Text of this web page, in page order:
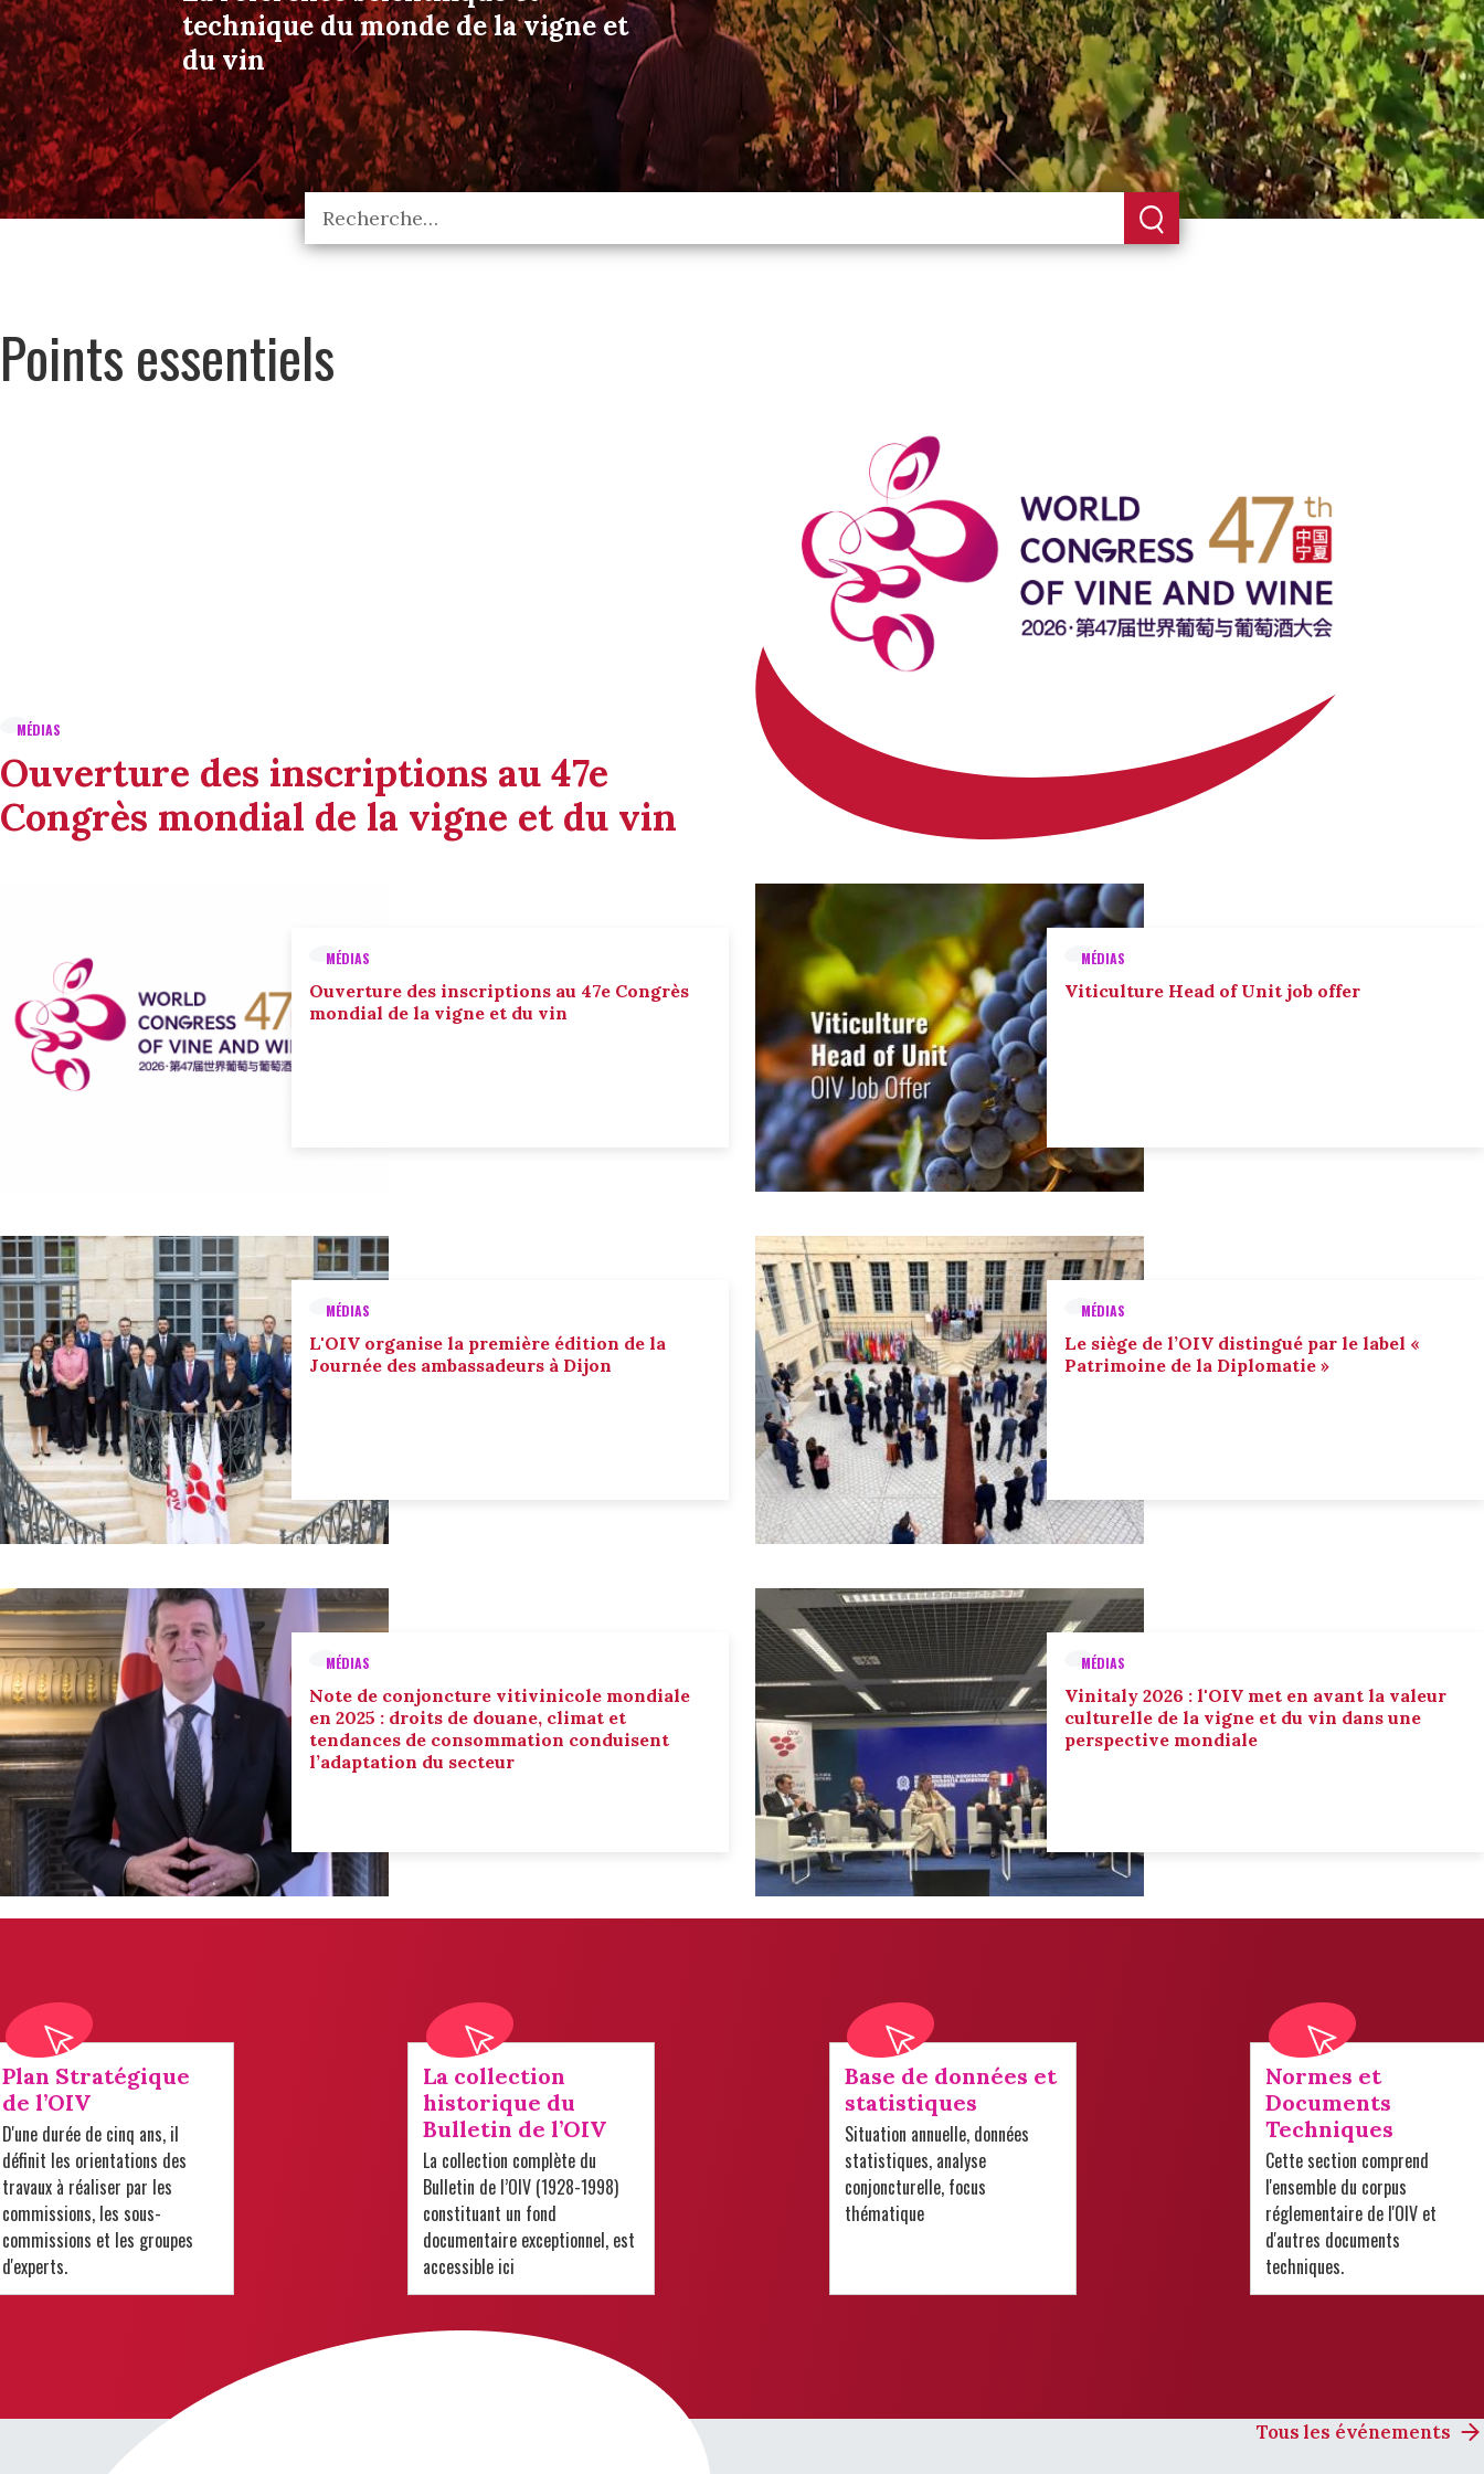
technique du monde de la vigne et
du vin
Points essentiels
MÉDIAS
Ouverture des inscriptions au 47e
Congrès mondial de la vigne et du vin
MÉDIAS
Ouverture des inscriptions au 47e Congrès
mondial de la vigne et du vin
MÉDIAS
Viticulture Head of Unit job offer
MÉDIAS
L'OIV organise la première édition de la
Journée des ambassadeurs à Dijon
MÉDIAS
Le siège de l’OIV distingué par le label «
Patrimoine de la Diplomatie »
MÉDIAS
Note de conjoncture vitivinicole mondiale
en 2025 : droits de douane, climat et
tendances de consommation conduisent
l’adaptation du secteur
MÉDIAS
Vinitaly 2026 : l'OIV met en avant la valeur
culturelle de la vigne et du vin dans une
perspective mondiale
Plan Stratégique
de l’OIV
D'une durée de cinq ans, il
définit les orientations des
travaux à réaliser par les
commissions, les sous-
commissions et les groupes
d'experts.
La collection
historique du
Bulletin de l’OIV
La collection complète du
Bulletin de l’OIV (1928-1998)
constituant un fond
documentaire exceptionnel, est
accessible ici
Base de données et
statistiques
Situation annuelle, données
statistiques, analyse
conjoncturelle, focus
thématique
Normes et
Documents
Techniques
Cette section comprend
l'ensemble du corpus
réglementaire de l'OIV et
d'autres documents
techniques.
Tous les événements